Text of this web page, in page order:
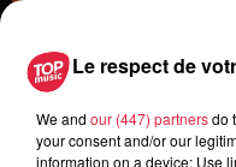
6 août
Les
pape
Le respect de
We and our (447) partnersdo
your consent and/or our
information on a device; Use